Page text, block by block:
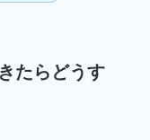
たらどうす